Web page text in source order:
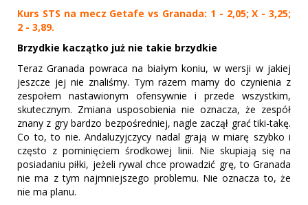
Kurs STS na mecz Getafe vs Granada: 1 - 2,05; X - 3,25;
2 - 3,89.
Brzydkie kaczątko już nie takie brzydkie
Teraz Granada powraca na białym koniu, w wersji w jakiej
jeszcze jej nie znaliśmy. Tym razem mamy do czynienia z
zespołem nastawionym ofensywnie i przede wszystkim,
skutecznym. Zmiana usposobienia nie oznacza, że zespół
znany z gry bardzo bezpośredniej, nagle zaczął grać tiki-takę.
Co to, to nie. Andaluzyjczycy nadal grają w miarę szybko i
często z pominięciem środkowej linii. Nie skupiają się na
posiadaniu piłki, jeżeli rywal chce prowadzić grę, to Granada
nie ma z tym najmniejszego problemu. Nie oznacza to, że
nie ma planu.